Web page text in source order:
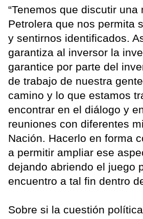
“Tenemos que discutir una
Petrolera que nos permita
y sentirnos identificados.
garantiza al inversor la
garantice por parte del
de trabajo de nuestra
camino y lo que estamos
encontrar en el diálogo y
reuniones con diferentes
Nación. Hacerlo en forma
a permitir ampliar ese
dejando abriendo el juego
encuentro a tal fin dentro
Sobre si la cuestión